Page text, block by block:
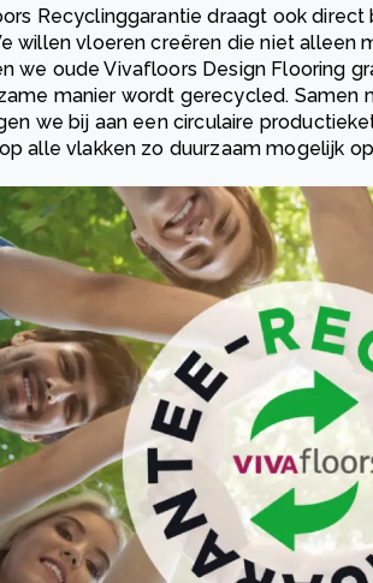
Recyclinggarantie draagt ook
willen vloeren creëren die niet alleen
we oude Vivafloors Design Flooring
manier wordt gerecycled. Samen
we bij aan een circulaire
alle vlakken zo duurzaam mogelijk